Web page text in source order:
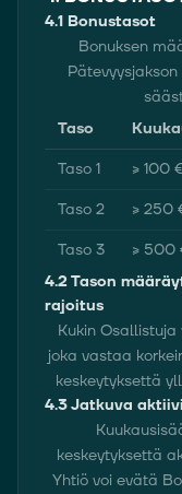
4.1 Bonustasot
Bonuksen
Taso
Taso 1
≥ 100
Taso 2
≥ 250
Taso 3
≥ 500
4.2 Tason
rajoitus
Kukin Osallistuja
joka vastaa
keskeytyksettä
4.3 Jatkuva
keskeytyksettä
Yhtiö voi evätä